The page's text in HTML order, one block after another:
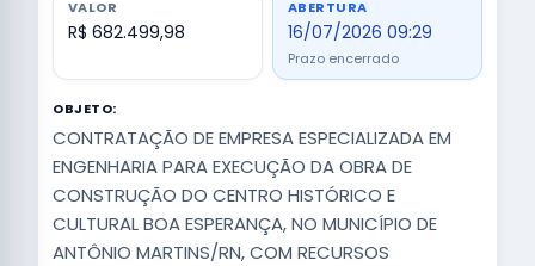
VALOR
R$ 682.499,98
ABERTURA
16/07/2026 09:29
Prazo encerrado
OBJETO:
CONTRATAÇÃO DE EMPRESA ESPECIALIZADA EM
ENGENHARIA PARA EXECUÇÃO DA OBRA DE
CONSTRUÇÃO DO CENTRO HISTÓRICO E
CULTURAL BOA ESPERANÇA, NO MUNICÍPIO DE
ANTÔNIO MARTINS/RN, COM RECURSOS